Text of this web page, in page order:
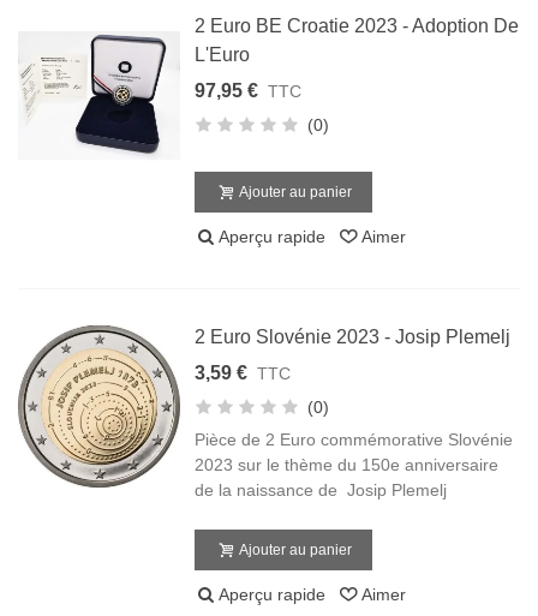
2 Euro BE Croatie 2023 - Adoption De
L'Euro
97,95 € TTC
(0)
Ajouter au panier
Aperçu rapide Aimer
2 Euro Slovénie 2023 - Josip Plemelj
3,59 € TTC
(0)
Pièce de 2 Euro commémorative Slovénie
2023 sur le thème du 150e anniversaire
de la naissance de Josip Plemelj
Ajouter au panier
Aperçu rapide Aimer